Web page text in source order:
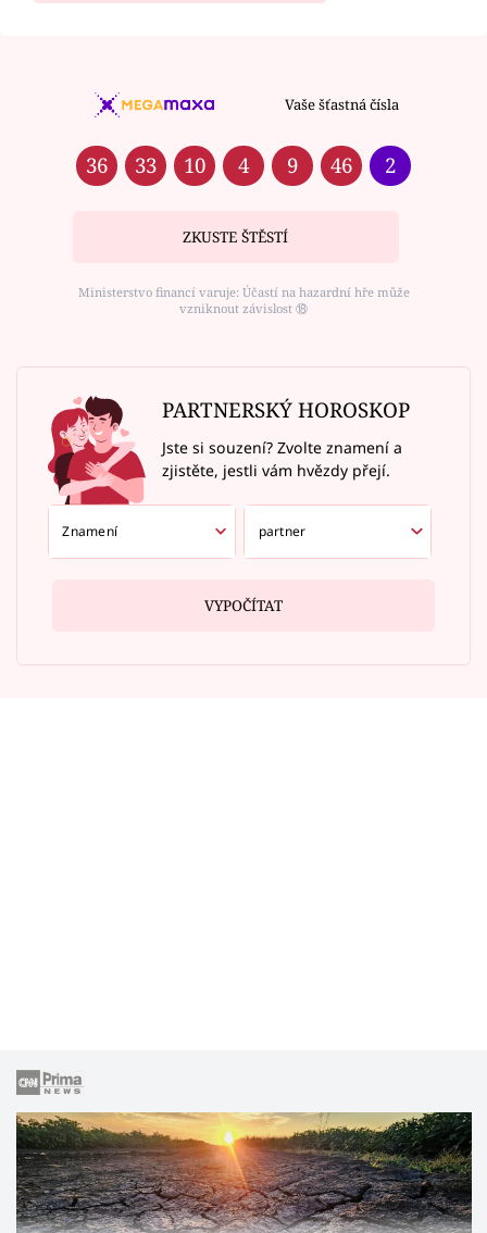
Vaše šťastná čísla
36 33 10 4 9 46 2
ZKUSTE ŠTĚSTÍ
Ministerstvo financí varuje: Účastí na hazardní hře může
vzniknout závislost ⑱
PARTNERSKÝ HOROSKOP
Jste si souzení? Zvolte znamení a
zjistěte, jestli vám hvězdy přejí.
VYPOČÍTAT